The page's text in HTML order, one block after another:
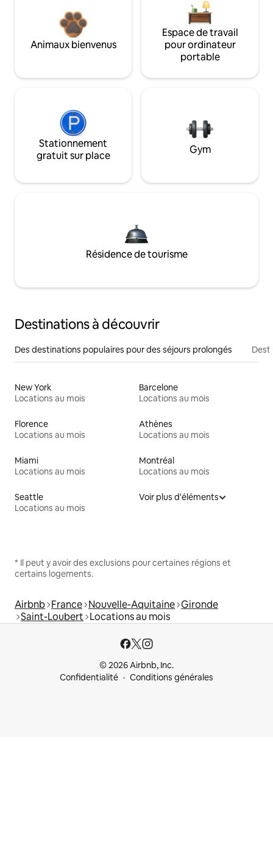
Animaux bienvenus
Espace de travail
pour ordinateur
portable
Stationnement
gratuit sur place
Gym
Résidence de tourisme
Destinations à découvrir
Des destinations populaires pour des séjours prolongés
New York
Locations au mois
Barcelone
Locations au mois
Florence
Locations au mois
Athènes
Locations au mois
Miami
Locations au mois
Montréal
Locations au mois
Seattle
Locations au mois
Voir plus d'éléments
* Il peut y avoir des exclusions pour certaines régions et
certains logements.
Airbnb France Nouvelle-Aquitaine Gironde
Saint-Loubert Locations au mois
© 2026 Airbnb, Inc.
Confidentialité
Conditions générales